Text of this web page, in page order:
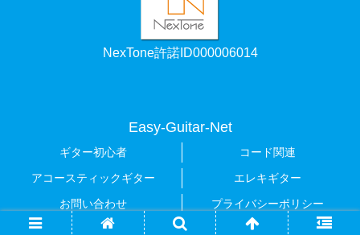
NexTone許諾ID000006014
Easy-Guitar-Net
ギター初心者
コード関連
アコースティックギター
エレキギター
お問い合わせ
プライバシーポリシー